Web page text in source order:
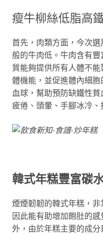
瘦牛柳絲低脂高
首先，肉類方面，今次
般的牛肉低。牛肉含有
質能夠提供所有人體不
體機能，並促進體內細
血球，幫助預防缺鐵性
疲倦、頭暈、手腳冰冷、
韓式年糕豐富碳
煙煙韌韌的韓式年糕，非
因此能有助增加飽肚的
外，由於年糕主要的成